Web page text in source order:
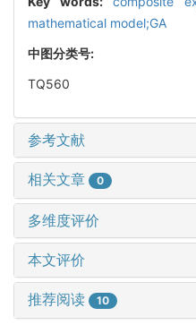
mathematical model;GA
中图分类号:
TQ560
参考文献
相关文章 0
多维度评价
本文评价
推荐阅读 10